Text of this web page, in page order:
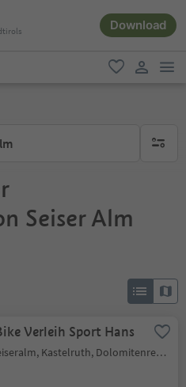
Download
favorit
keine
Seiser Alm
Verleih Sport Hans
Seiseralm, Kastelruth, Dolomitenregion Seiser Alm